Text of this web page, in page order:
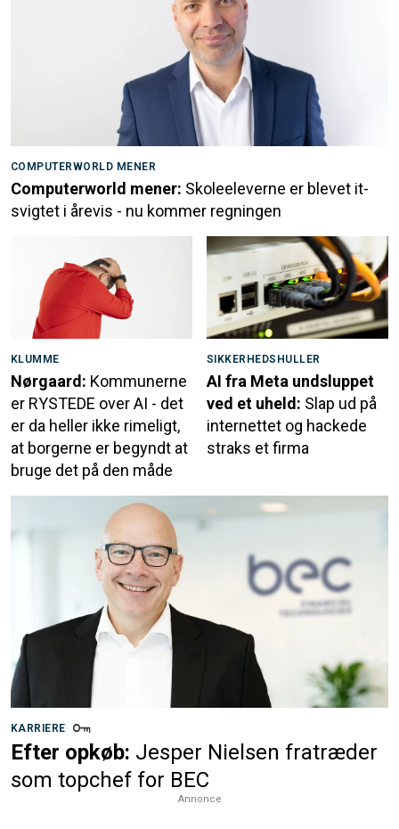
COMPUTERWORLD MENER
Computerworld mener: Skoleeleverne er blevet it-
svigtet i årevis - nu kommer regningen
KLUMME
Nørgaard: Kommunerne
er RYSTEDE over AI - det
er da heller ikke rimeligt,
at borgerne er begyndt at
bruge det på den måde
SIKKERHEDSHULLER
AI fra Meta undsluppet
ved et uheld: Slap ud på
internettet og hackede
straks et firma
KARRIERE
Efter opkøb: Jesper Nielsen fratræder
som topchef for BEC
Annonce